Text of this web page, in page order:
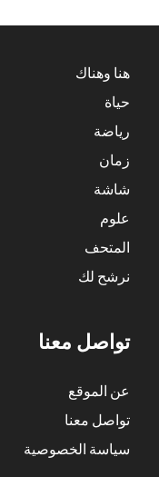
هنا وهناك
حياة
رياضة
زمان
شاشة
علوم
المتحف
نرشح لك
تواصل معنا
عن الموقع
تواصل معنا
سياسة الخصوصية